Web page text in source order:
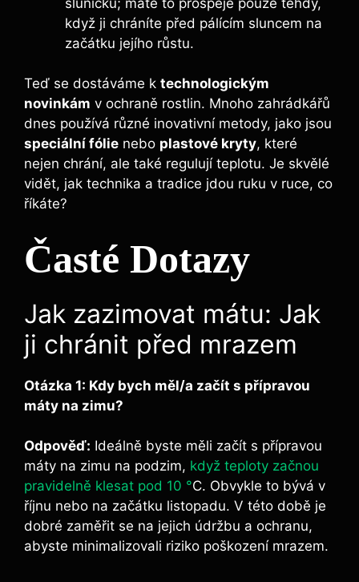
když ji chráníte před pálícím sluncem na
začátku jejího růstu.
Teď se dostáváme k technologickým
novinkám v ochraně rostlin. Mnoho zahrádkářů
dnes používá různé inovativní metody, jako jsou
speciální fólie nebo plastové kryty, které
nejen chrání, ale také regulují teplotu. Je skvělé
vidět, jak technika a tradice jdou ruku v ruce, co
říkáte?
Časté Dotazy
Jak zazimovat mátu: Jak
ji chránit před mrazem
Otázka 1: Kdy bych měl/a začít s přípravou
máty na zimu?
Odpověď: Ideálně byste měli začít s přípravou
máty na zimu na podzim, když teploty začnou
pravidelně klesat pod 10 °C. Obvykle to bývá v
říjnu nebo na začátku listopadu. V této době je
dobré zaměřit se na jejich údržbu a ochranu,
abyste minimalizovali riziko poškození mrazem.